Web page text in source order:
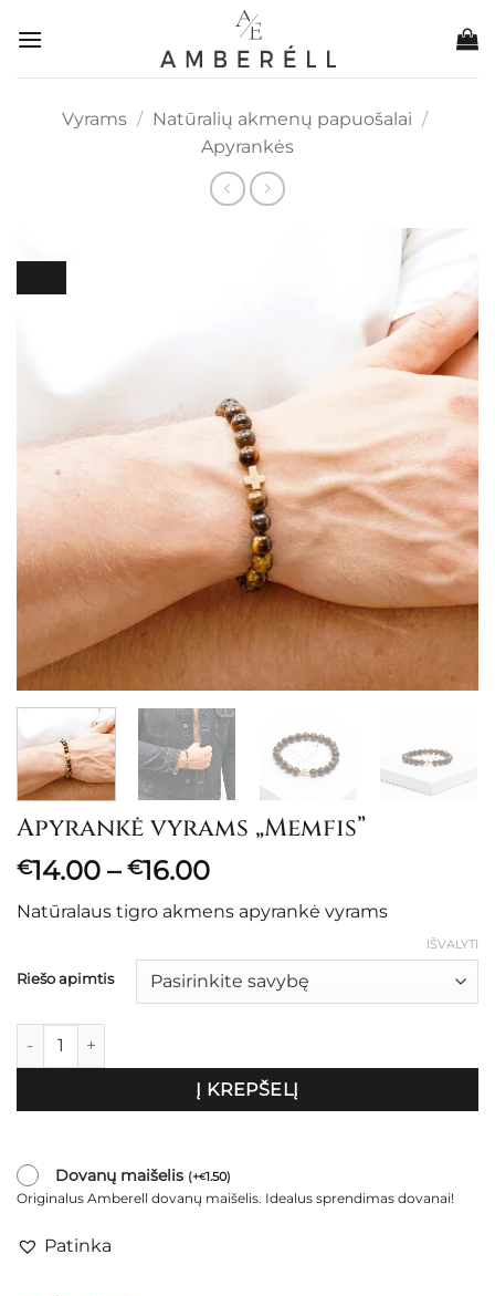
Vyrams / Natūralių akmenų papuošalai /
Apyrankės
Apyrankė vyrams „Memfis”
€14.00 – €16.00Price
€14.00
€16.00
Natūralaus tigro akmens apyrankė vyrams
Riešo apimtis
IŠVALYTI
produkto kiekis: Apyrankė vyrams "Memfis"
Į KREPŠELĮ
Dovanų maišelis (+€1.50)
Originalus Amberell dovanų maišelis. Idealus sprendimas dovanai!
Patinka